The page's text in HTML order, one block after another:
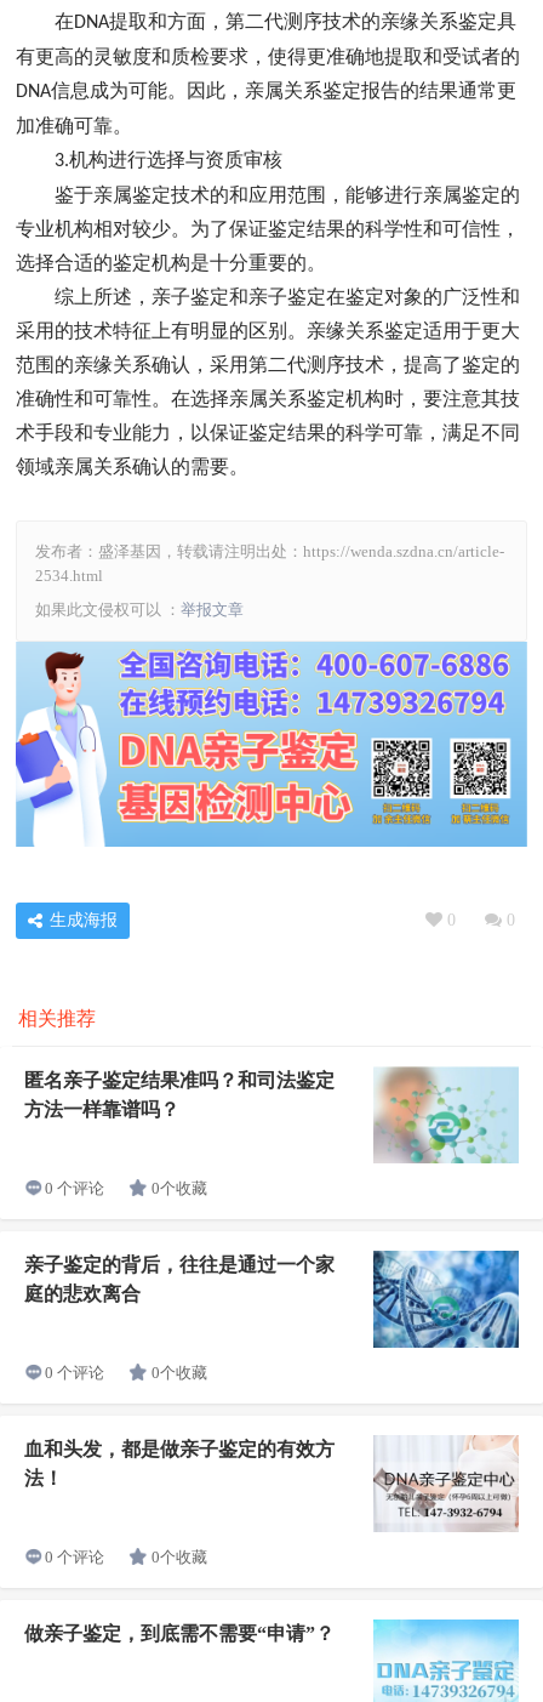
在DNA提取和方面，第二代测序技术的亲缘关系鉴定具
有更高的灵敏度和质检要求，使得更准确地提取和受试者的
DNA信息成为可能。因此，亲属关系鉴定报告的结果通常更
加准确可靠。
3.机构进行选择与资质审核
鉴于亲属鉴定技术的和应用范围，能够进行亲属鉴定的
专业机构相对较少。为了保证鉴定结果的科学性和可信性，
选择合适的鉴定机构是十分重要的。
综上所述，亲子鉴定和亲子鉴定在鉴定对象的广泛性和
采用的技术特征上有明显的区别。亲缘关系鉴定适用于更大
范围的亲缘关系确认，采用第二代测序技术，提高了鉴定的
准确性和可靠性。在选择亲属关系鉴定机构时，要注意其技
术手段和专业能力，以保证鉴定结果的科学可靠，满足不同
领域亲属关系确认的需要。
发布者：盛泽基因，转载请注明出处： https://wenda.szdna.cn/article-
2534.html
如果此文侵权可以 ： 举报文章
0 0
生成海报
相关推荐
匿名亲子鉴定结果准吗？和司法鉴定
方法一样靠谱吗？
0 个评论 0个收藏
亲子鉴定的背后，往往是通过一个家
庭的悲欢离合
0 个评论 0个收藏
血和头发，都是做亲子鉴定的有效方
法！
0 个评论 0个收藏
做亲子鉴定，到底需不需要“申请”？